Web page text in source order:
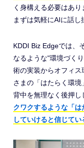
く身構える必要はあり
まずは気軽にAIに話し
KDDI Biz Edgeでは、
なるような"環境づく
術の実装からオフィ
さまの「はたらく環
背中を無理なく後押し
クワクするような「
していけると信じてい